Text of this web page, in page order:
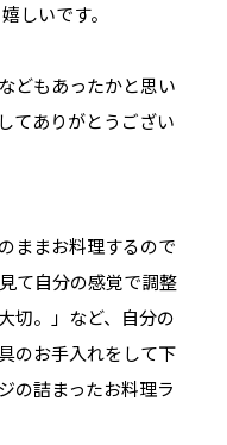
しいです。
どもあったかと思い
てありがとうござい
ままお料理するので
て自分の感覚で調整
切。」など、自分の
のお手入れをして下
の詰まったお料理ラ